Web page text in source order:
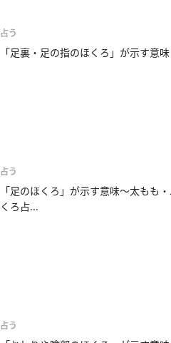
占う
「足裏・足の指のほくろ」が示す意味
占う
「足のほくろ」が示す意味～太もも
くろ占...
占う